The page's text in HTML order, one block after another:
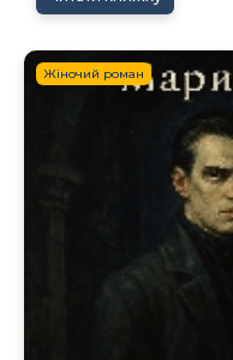
Жіночий роман